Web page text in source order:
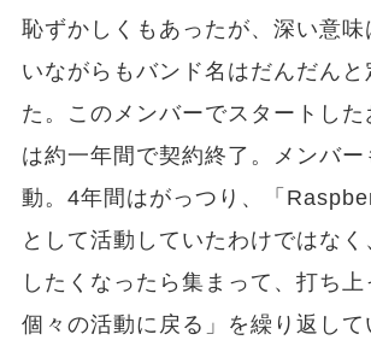
恥ずかしくもあったが、深い意味
いながらもバンド名はだんだんと
た。このメンバーでスタートした
は約一年間で契約終了。メンバ
動。4年間はがっつり、「
として活動していたわけではな
したくなったら集まって、打ち上
個々の活動に戻る」を繰り返し